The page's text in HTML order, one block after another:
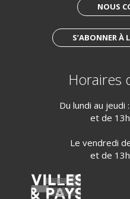
NOUS
S’ABONNER À
Horaires
Du lundi au jeudi
et de
Le vendredi
et de